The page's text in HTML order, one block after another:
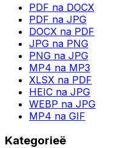
PDF na DOCX
PDF na JPG
DOCX na PDF
JPG na PNG
PNG na JPG
MP4 na MP3
XLSX na PDF
HEIC na JPG
WEBP na JPG
MP4 na GIF
Kategorieë